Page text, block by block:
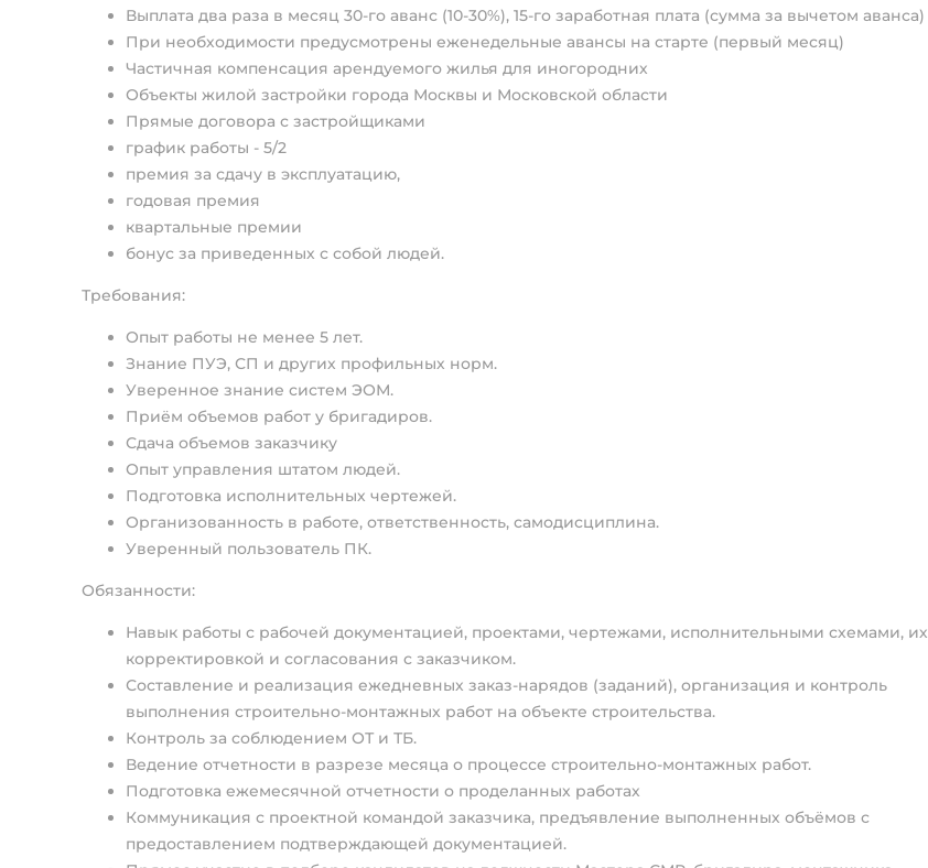
Выплата два раза в месяц 30-го аванс (10-30%), 15-го заработная плата (сумма за вычетом аванса)
При необходимости предусмотрены еженедельные авансы на старте (первый месяц)
Частичная компенсация арендуемого жилья для иногородних
Объекты жилой застройки города Москвы и Московской области
Прямые договора с застройщиками
график работы - 5/2
премия за сдачу в эксплуатацию,
годовая премия
квартальные премии
бонус за приведенных с собой людей.
Требования:
Опыт работы не менее 5 лет.
Знание ПУЭ, СП и других профильных норм.
Уверенное знание систем ЭОМ.
Приём объемов работ у бригадиров.
Сдача объемов заказчику
Опыт управления штатом людей.
Подготовка исполнительных чертежей.
Организованность в работе, ответственность, самодисциплина.
Уверенный пользователь ПК.
Обязанности:
Навык работы с рабочей документацией, проектами, чертежами, исполнительными схемами, их
корректировкой и согласования с заказчиком.
Составление и реализация ежедневных заказ-нарядов (заданий), организация и контроль
выполнения строительно-монтажных работ на объекте строительства.
Контроль за соблюдением ОТ и ТБ.
Ведение отчетности в разрезе месяца о процессе строительно-монтажных работ.
Подготовка ежемесячной отчетности о проделанных работах
Коммуникация с проектной командой заказчика, предъявление выполненных объёмов с
предоставлением подтверждающей документацией.